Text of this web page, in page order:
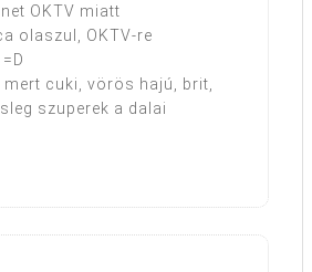
OKTV miatt
olaszul, OKTV-re
mert cuki, vörös hajú, brit,
szuperek a dalai